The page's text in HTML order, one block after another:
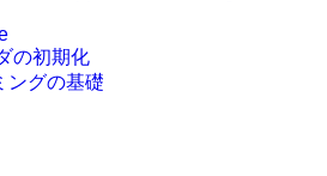
の初期化
ングの基礎